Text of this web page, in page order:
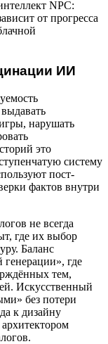
NPC:
от прогресса
ИИ
нарушать
это
систему
пост-
фактов внутри
не всегда
где их выбор
Баланс
генерации», где
тем,
Искусственный
без потери
к дизайну
архитектором